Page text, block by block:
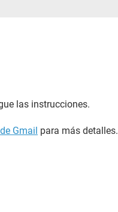
las instrucciones.
Gmail para más detalles.